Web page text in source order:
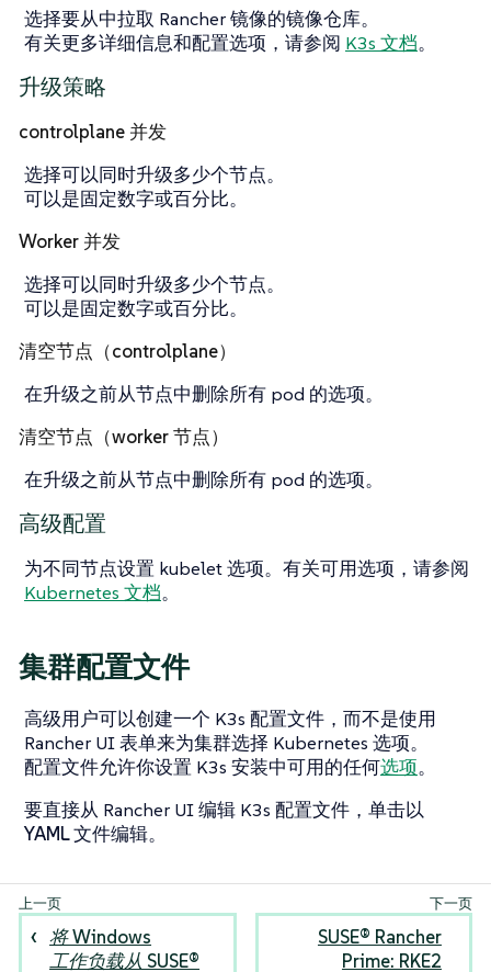
选择要从中拉取 Rancher 镜像的镜像仓库。
有关更多详细信息和配置选项，请参阅 K3s 文档。
升级策略
controlplane 并发
选择可以同时升级多少个节点。
可以是固定数字或百分比。
Worker 并发
选择可以同时升级多少个节点。
可以是固定数字或百分比。
清空节点（controlplane）
在升级之前从节点中删除所有 pod 的选项。
清空节点（worker 节点）
在升级之前从节点中删除所有 pod 的选项。
高级配置
为不同节点设置 kubelet 选项。有关可用选项，请参阅
Kubernetes 文档。
集群配置文件
高级用户可以创建一个 K3s 配置文件，而不是使用
Rancher UI 表单来为集群选择 Kubernetes 选项。
配置文件允许你设置 K3s 安装中可用的任何选项。
要直接从 Rancher UI 编辑 K3s 配置文件，单击以
YAML 文件编辑。
将 Windows
工作负载从 SUSE®
SUSE® Rancher
Prime: RKE2